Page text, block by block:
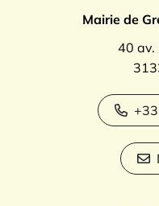
Mairie de
40 av.